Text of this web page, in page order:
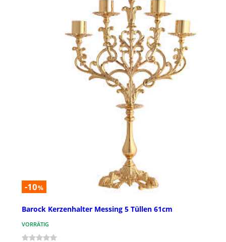
-10%
Barock Kerzenhalter Messing 5 Tüllen 61cm
VORRÄTIG